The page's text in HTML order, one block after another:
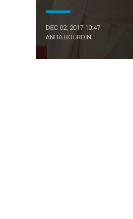
DEC 02, 2017 10:47
ANITA BOURDIN